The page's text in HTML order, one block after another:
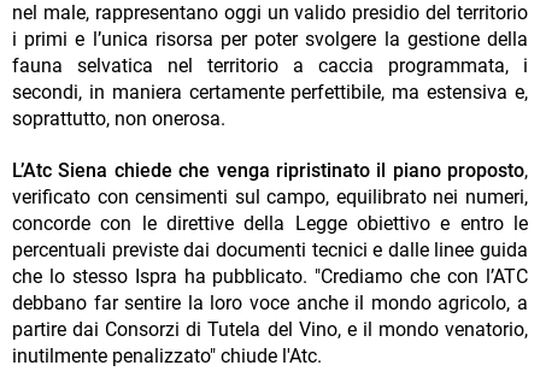
nel male, rappresentano oggi un valido presidio del territorio
i primi e l’unica risorsa per poter svolgere la gestione della
fauna selvatica nel territorio a caccia programmata, i
secondi, in maniera certamente perfettibile, ma estensiva e,
soprattutto, non onerosa.
L’Atc Siena chiede che venga ripristinato il piano proposto,
verificato con censimenti sul campo, equilibrato nei numeri,
concorde con le direttive della Legge obiettivo e entro le
percentuali previste dai documenti tecnici e dalle linee guida
che lo stesso Ispra ha pubblicato. "Crediamo che con l’ATC
debbano far sentire la loro voce anche il mondo agricolo, a
partire dai Consorzi di Tutela del Vino, e il mondo venatorio,
inutilmente penalizzato" chiude l'Atc.